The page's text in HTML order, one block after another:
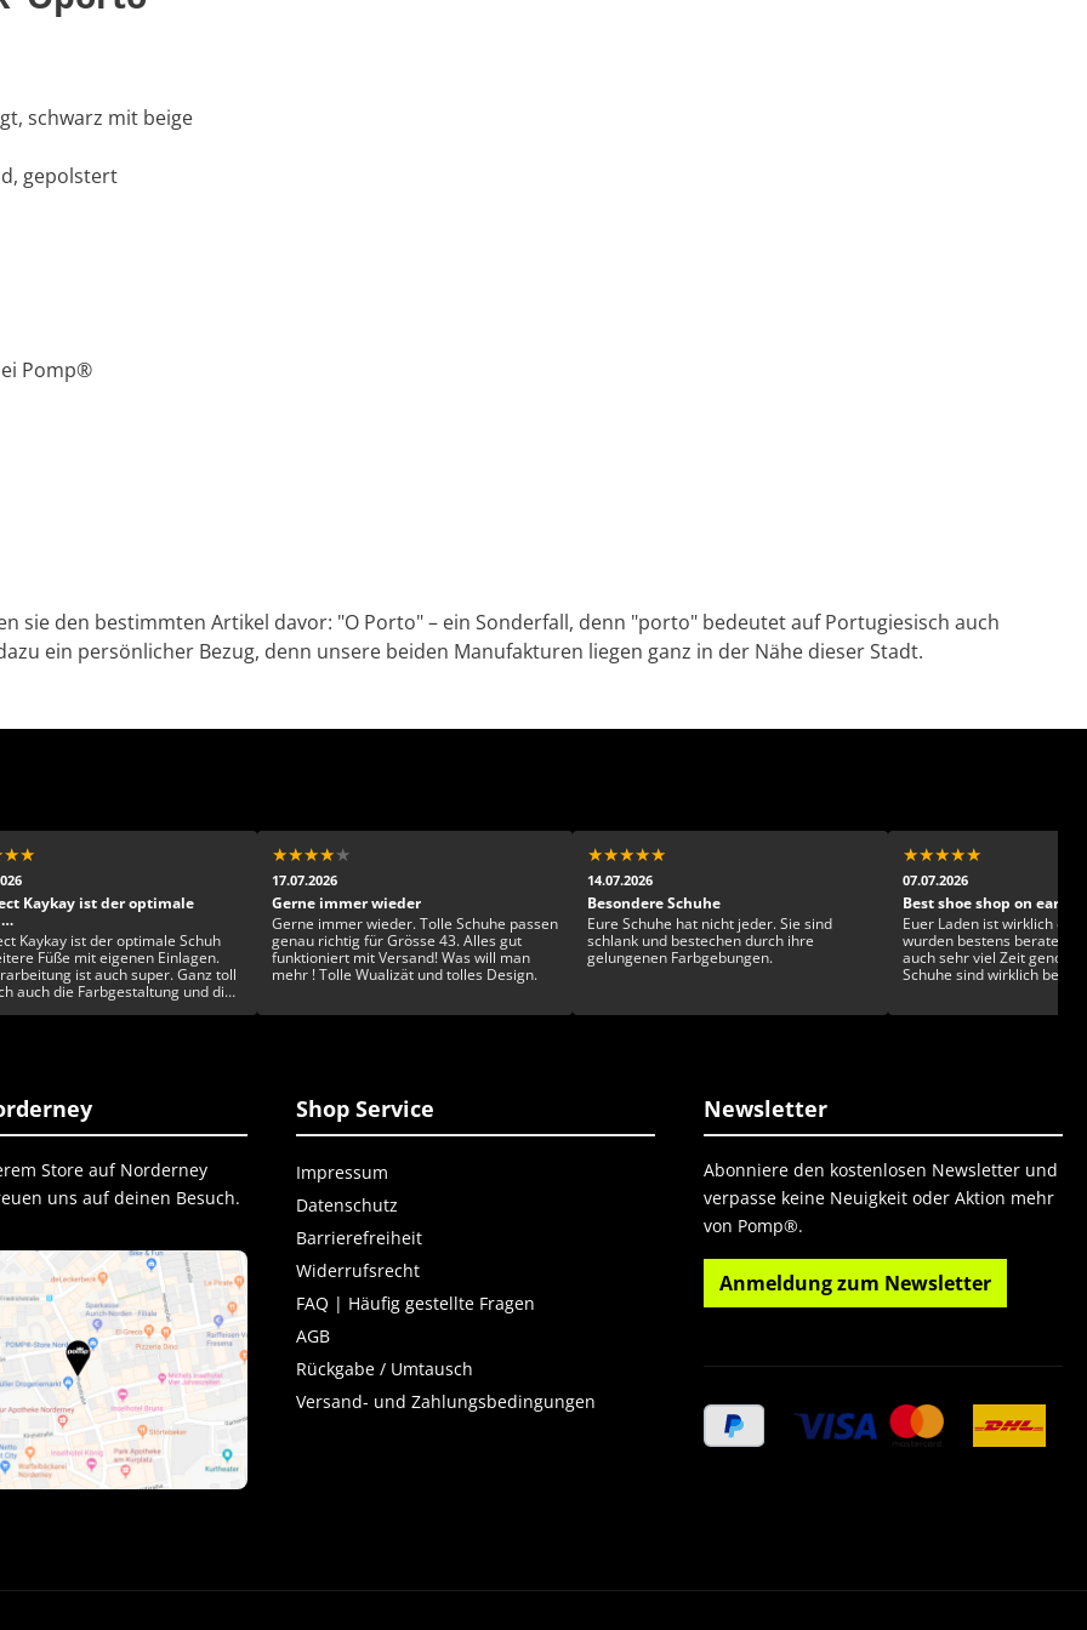
schwarz mit beige
gepolstert
Pomp®
sie den bestimmten Artikel davor: "O Porto" – ein Sonderfall, denn "porto" bedeutet auf Portugiesisch auch
ein persönlicher Bezug, denn unsere beiden Manufakturen liegen ganz in der Nähe dieser Stadt.
★★
Kaykay ist der optimale
Kaykay ist der optimale Schuh
Füße mit eigenen Einlagen.
ist auch super. Ganz toll
auch die Farbgestaltung und die
★★★★★
17.07.2026
Gerne immer wieder
Gerne immer wieder. Tolle Schuhe passen
genau richtig für Grösse 43. Alles gut
funktioniert mit Versand! Was will man
mehr ! Tolle Wualizät und tolles Design.
★★★★★
14.07.2026
Besondere Schuhe
Eure Schuhe hat nicht jeder. Sie sind
schlank und bestechen durch ihre
gelungenen Farbgebungen.
★★★★★
07.07.2026
Best shoe shop on earth!
Euer Laden ist wirklich
wurden bestens beraten
auch sehr viel Zeit
Schuhe sind wirklich
Store auf Norderney
uns auf deinen Besuch.
Shop Service
Impressum
Datenschutz
Barrierefreiheit
Widerrufsrecht
FAQ | Häufig gestellte Fragen
AGB
Rückgabe / Umtausch
Versand- und Zahlungsbedingungen
Newsletter
Abonniere den kostenlosen Newsletter und
verpasse keine Neuigkeit oder Aktion mehr
von Pomp®.
Anmeldung zum Newsletter